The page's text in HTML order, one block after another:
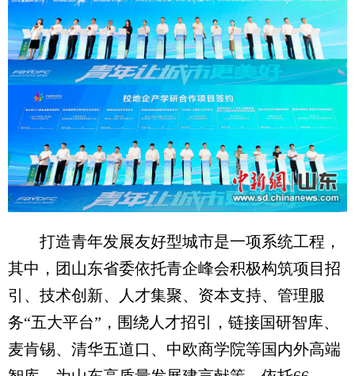
打造青年发展友好型城市是一项系统工程，
其中，团山东省委依托青企峰会积极构筑项目招
引、技术创新、人才集聚、资本支持、管理服
务“五大平台”，围绕人才招引，链接国研智库、
麦肯锡、清华五道口、中欧商学院等国内外高端